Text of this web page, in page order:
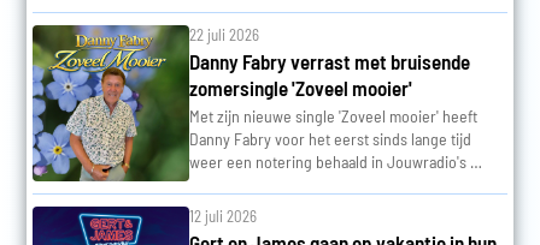
22 juli 2026
Danny Fabry verrast met bruisende
zomersingle 'Zoveel mooier'
Met zijn nieuwe single 'Zoveel mooier' heeft
Danny Fabry voor het eerst sinds lange tijd
weer een notering behaald in Jouwradio's …
12 juli 2026